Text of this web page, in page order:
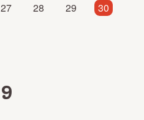
27 28 29
30
9